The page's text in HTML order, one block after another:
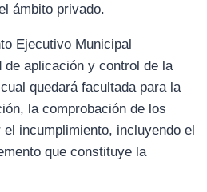
ámbito privado.
Ejecutivo Municipal
de aplicación y control de la
quedará facultada para la
la comprobación de los
incumplimiento, incluyendo el
que constituye la